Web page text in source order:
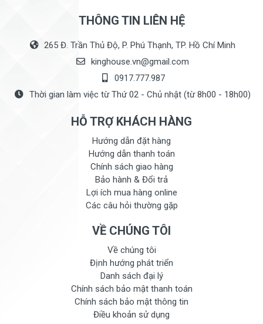
THÔNG TIN LIÊN HỆ
265 Đ. Trần Thủ Độ, P. Phú Thạnh, TP. Hồ Chí Minh
kinghouse.vn@gmail.com
0917.777.987
Thời gian làm việc từ Thứ 02 - Chủ nhật (từ 8h00 - 18h00)
HỖ TRỢ KHÁCH HÀNG
Hướng dẫn đặt hàng
Hướng dẫn thanh toán
Chính sách giao hàng
Bảo hành & Đổi trả
Lợi ích mua hàng online
Các câu hỏi thường gặp
VỀ CHÚNG TÔI
Về chúng tôi
Định hướng phát triển
Danh sách đại lý
Chính sách bảo mật thanh toán
Chính sách bảo mật thông tin
Điều khoản sử dụng